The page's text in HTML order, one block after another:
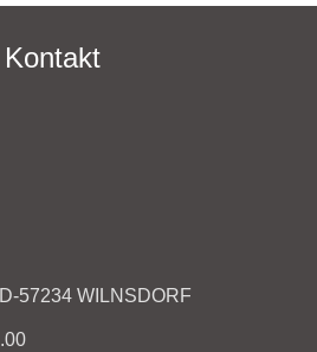
Kontakt
57234 WILNSDORF